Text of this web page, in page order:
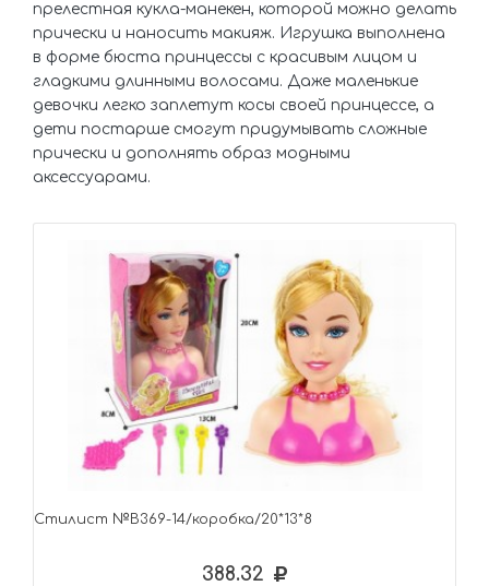
прелестная кукла-манекен, которой можно делать
прически и наносить макияж. Игрушка выполнена
в форме бюста принцессы с красивым лицом и
гладкими длинными волосами. Даже маленькие
девочки легко заплетут косы своей принцессе, а
дети постарше смогут придумывать сложные
прически и дополнять образ модными
аксессуарами.
Стилист №B369-14/коробка/20*13*8
388.32